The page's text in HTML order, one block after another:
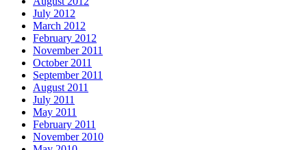
July 2012
March 2012
February 2012
November 2011
October 2011
September 2011
August 2011
July 2011
May 2011
February 2011
November 2010